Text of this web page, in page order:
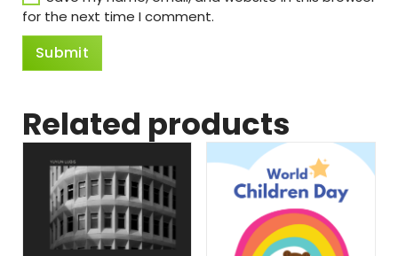
for the next time I comment.
Related products